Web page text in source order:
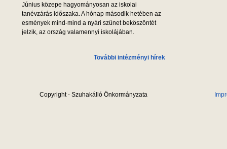
Június közepe hagyományosan az iskolai
tanévzárás időszaka. A hónap második hetében az
esmények mind-mind a nyári szünet beköszöntét
jelzik, az ország valamennyi iskolájában.
További intézményi hírek
Copyright - Szuhakálló Önkormányzata